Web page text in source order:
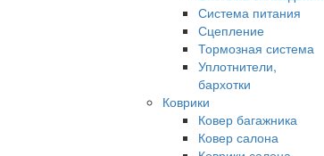
Система питания
Сцепление
Тормозная система
Уплотнители,
бархотки
Коврики
Ковер багажника
Ковер салона